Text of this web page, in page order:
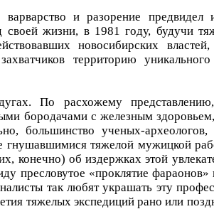
варварство и разорение предвидел
своей жизни, в 1981 году, будучи
новосибирских
территорию
По расхожему
бородачами с железным
большинство ученых-
гнушавшимися тяжелой мужицкой
конечно) об издержках этой
пресловутое «проклятие
так любят украшать эту
тяжелых экспедиций рано или